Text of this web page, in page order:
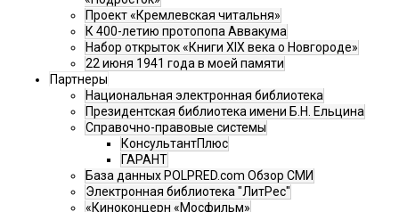
Проект «Кремлевская читальня»
К 400-летию протопопа Аввакума
Набор открыток «Книги XIX века о Новгороде»
22 июня 1941 года в моей памяти
Партнеры
Национальная электронная библиотека
Президентская библиотека имени Б.Н. Ельцина
Справочно-правовые системы
КонсультантПлюс
ГАРАНТ
База данных POLPRED.com Обзор СМИ
Электронная библиотека "ЛитРес"
«Киноконцерн «Мосфильм»